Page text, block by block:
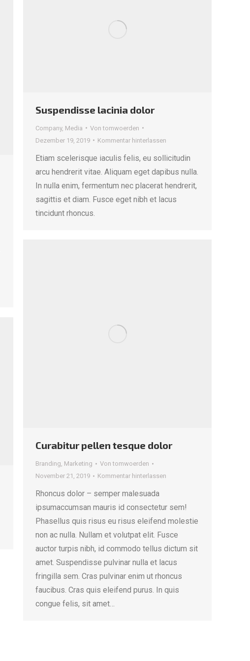
Suspendisse lacinia dolor
Company, Media Vontomwoerden
Dezember 19, 2019
Kommentar hinterlassen
Etiam scelerisque iaculis felis, eu sollicitudin
arcu hendrerit vitae. Aliquam eget dapibus nulla.
In nulla enim, fermentum nec placerat hendrerit,
sagittis et diam. Fusce eget nibh et lacus
tincidunt rhoncus.
Curabitur pellen tesque dolor
Branding, Marketing Vontomwoerden
November 21, 2019
Kommentar hinterlassen
Rhoncus dolor – semper malesuada
ipsumaccumsan mauris id consectetur sem!
Phasellus quis risus eu risus eleifend molestie
non ac nulla. Nullam et volutpat elit. Fusce
auctor turpis nibh, id commodo tellus dictum sit
amet. Suspendisse pulvinar nulla et lacus
fringilla sem. Cras pulvinar enim ut rhoncus
faucibus. Cras quis eleifend purus. In quis
congue felis, sit amet…